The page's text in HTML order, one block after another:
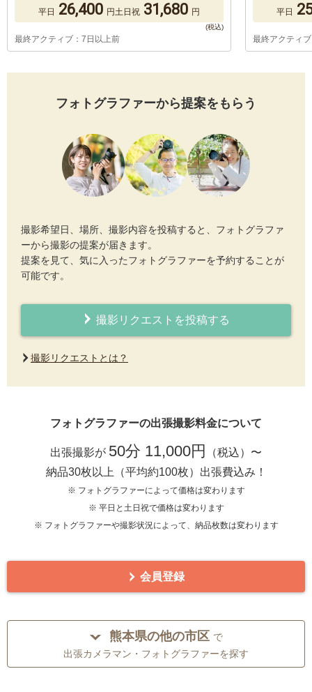
平日 26,400 円土日祝 31,680 円
最終アクティブ：7日以上前
平日
最終アクティ
フォトグラファーから提案をもらう
撮影希望日、場所、撮影内容を投稿すると、フォトグラファ
ーから撮影の提案が届きます。
提案を見て、気に入ったフォトグラファーを予約することが
可能です。
撮影リクエストを投稿する
撮影リクエストとは？
フォトグラファーの出張撮影料金について
出張撮影が 50分 11,000円
（税込）〜
納品30枚以上（平均約100枚）出張費込み！
※ フォトグラファーによって価格は変わります
※ 平日と土日祝で価格は変わります
※ フォトグラファーや撮影状況によって、納品枚数は変わります
会員登録
熊本県の他の市区 で
出張カメラマン・フォトグラファーを探す